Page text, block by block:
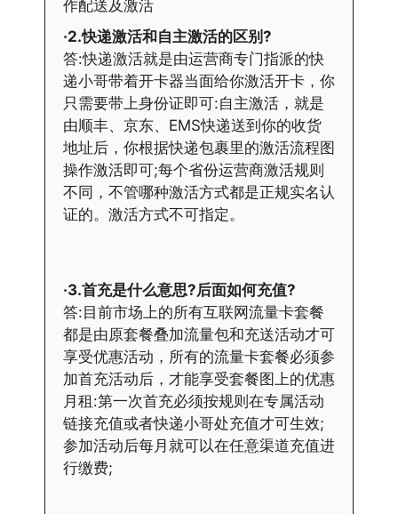
作配送及激活
·2.快递激活和自主激活的区别?
答:快递激活就是由运营商专门指派的快
递小哥带着开卡器当面给你激活开卡，你
只需要带上身份证即可:自主激活，就是
由顺丰、京东、EMS快递送到你的收货
地址后，你根据快递包裹里的激活流程图
操作激活即可;每个省份运营商激活规则
不同，不管哪种激活方式都是正规实名认
证的。激活方式不可指定。
·3.首充是什么意思?后面如何充值?
答:目前市场上的所有互联网流量卡套餐
都是由原套餐叠加流量包和充送活动才可
享受优惠活动，所有的流量卡套餐必须参
加首充活动后，才能享受套餐图上的优惠
月租:第一次首充必须按规则在专属活动
链接充值或者快递小哥处充值才可生效;
参加活动后每月就可以在任意渠道充值进
行缴费;